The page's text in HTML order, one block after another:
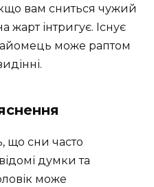
вам сниться чужий
жарт інтригує. Існує
може раптом
що сни часто
думки та
може